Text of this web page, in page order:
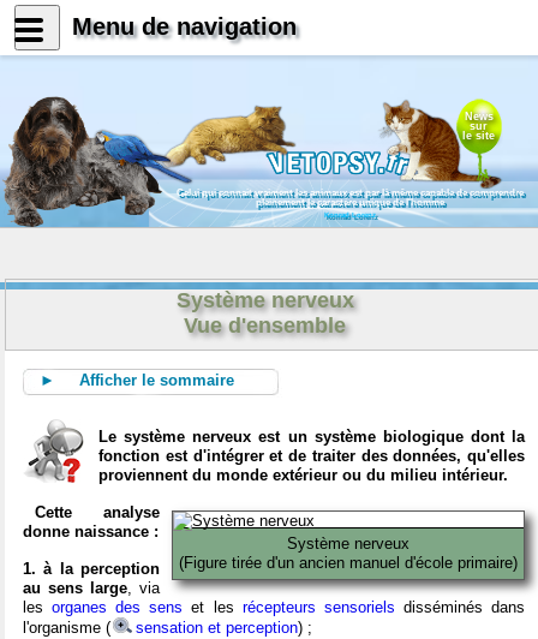
News
sur
le site
Celui qui connait vraiment les animaux est par là même capable de comprendre
pleinement le caractère unique de l'homme
Konrad Lorenz
Système nerveux
Vue d'ensemble
► Afficher le sommaire
Le système nerveux est un système biologique dont la
fonction est d'intégrer et de traiter des données, qu'elles
proviennent du monde extérieur ou du milieu intérieur.
Système nerveux
(Figure tirée d'un ancien manuel d'école primaire)
Cette analyse
donne naissance :
1. à la perception
au sens large, via
lesorganes des sens et les récepteurs sensoriels disséminés dans
l'organisme (
sensation et perception) ;
Menu de navigation